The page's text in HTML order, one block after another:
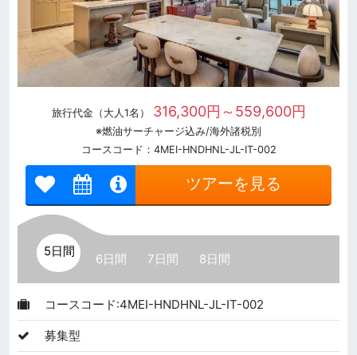
旅行代金（大人1名） 316,300円～559,600円
※燃油サーチャージ込み/海外諸税別
コースコード：4MEI-HNDHNL-JL-IT-002
ツアーを見る
5日間
6日間 7日間 8日間
コースコード:4MEI-HNDHNL-JL-IT-002
募集型